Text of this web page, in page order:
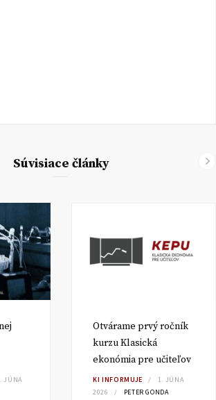
Súvisiace články
JÚNA
Otvárame prvý ročník
kurzu Klasická
ekonómia pre učiteľov
KI INFORMUJE
1. JÚNA
2026
PETER GONDA